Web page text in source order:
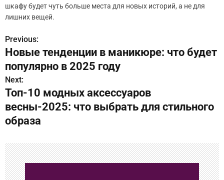
шкафу будет чуть больше места для новых историй, а не для
лишних вещей.
Н
а
в
и
г
ц
и
Previous:
Новые тенденции в маникюре: что будет
популярно в 2025 году
Next:
Топ-10 модных аксессуаров
весны-2025: что выбрать для стильного
образа